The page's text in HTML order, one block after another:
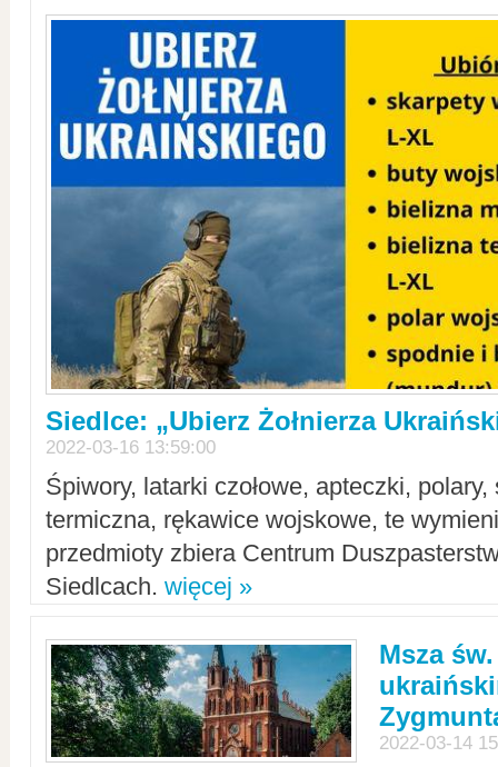
Siedlce: „Ubierz Żołnierza
2022-03-16 13:59:00
Śpiwory, latarki czołowe, apteczki,
termiczna, rękawice wojskowe, te
przedmioty zbiera Centrum
Siedlcach. więcej »
Msza
2022-03-14